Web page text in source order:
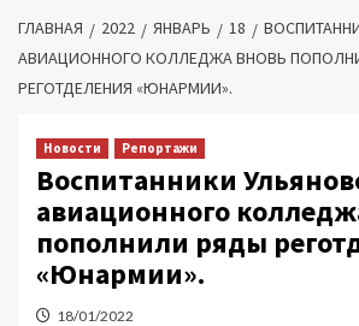
ГЛАВНАЯ 2022 ЯНВАРЬ 18
АВИАЦИОННОГО КОЛЛЕДЖА ВНОВЬ
РЕГОТДЕЛЕНИЯ «ЮНАРМИИ».
Новости Репортажи
Воспитанники
авиационного
пополнили ряды
«Юнармии».
18/01/2022